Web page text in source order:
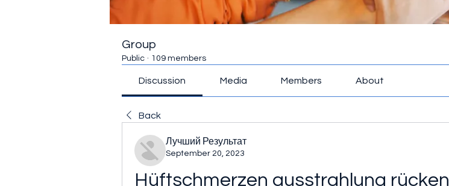
Group
Public · 109 members
Discussion Media Members About
Back
Лучший Результат
September 20, 2023
Hüftschmerzen ausstrahlung rücken